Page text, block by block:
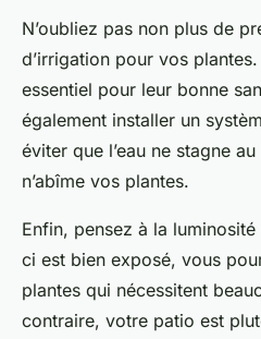
N’oubliez pas non plus de
d’irrigation pour vos
essentiel pour leur bonne
également installer un
éviter que l’eau ne stagne
n’abîme vos plantes.
Enfin, pensez à la
ci est bien exposé, vous
plantes qui nécessitent
contraire, votre patio est